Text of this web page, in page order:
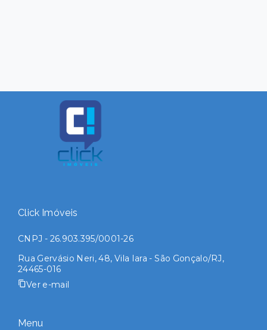
Click Imóveis
CNPJ - 26.903.395/0001-26
Rua Gervásio Neri, 48, Vila Iara - São Gonçalo/RJ,
24465-016
Ver e-mail
Menu